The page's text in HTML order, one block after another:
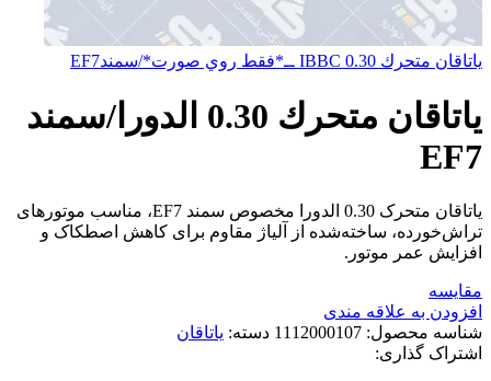
ياتاقان متحرك IBBC 0.30 ــ*فقط روي صورت*/سمندEF7
ياتاقان متحرك 0.30 الدورا/سمند
EF7
یاتاقان متحرک 0.30 الدورا مخصوص سمند EF7، مناسب موتورهای
تراش‌خورده، ساخته‌شده از آلیاژ مقاوم برای کاهش اصطکاک و
افزایش عمر موتور.
مقایسه
افزودن به علاقه مندی
شناسه محصول: 1112000107 دسته: یاتاقان
اشتراک گذاری: